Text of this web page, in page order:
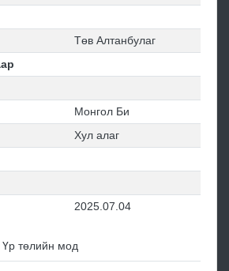
Төв Алтанбулаг
Монгол Би
Хул алаг
2025.07.04
Үр төлийн мод